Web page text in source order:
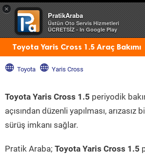
×
PratikAraba
Üstün Oto Servis Hizmetleri
ÜCRETSİZ - In Google Play
Toyota Yaris Cross 1.5 Araç Bakımı
Toyota Yaris Cross
Toyota Yaris Cross 1.5 periyodik
açısından düzenli yapılması, arızasız
sürüş imkanı sağlar.
Pratik Araba; Toyota Yaris Cross 1.5